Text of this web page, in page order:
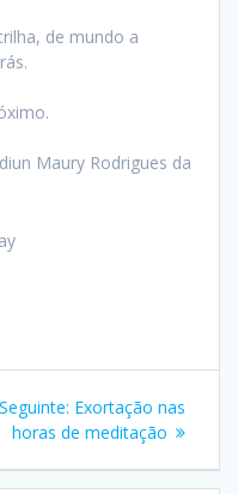
de mundo a
Maury Rodrigues da
Seguinte: Post
seguinte:
Exortação nas
horas de meditação